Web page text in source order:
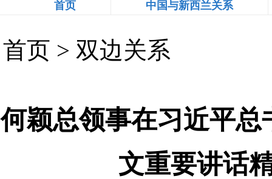
首页 中国与新西兰关系
首页 > 双边关系
何颖总领事在习近平
文重要讲话